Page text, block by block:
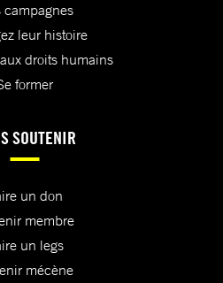
campagnes
leur histoire
droits humains
former
SOUTENIR
un don
membre
un legs
mécène